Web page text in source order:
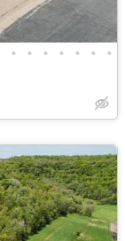
• • • • • • •